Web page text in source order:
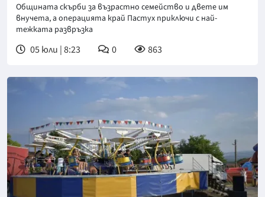
Общината скърби за възрастно семейство и двете им
внучета, а операцията край Пастух приключи с най-
тежката развръзка
05 юли | 8:23 0 863